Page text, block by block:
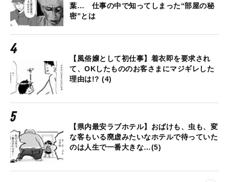
葉… 仕事の中で知ってしまった“部屋の秘
密”とは
【風俗嬢として初仕事】着衣即を要求され
て、OKしたもののお客さまにマジギレした
理由は!? (4)
【県内最安ラブホテル】おばけも、虫も、変
な客もいる廃虚みたいなホテルで待っていた
のは人生で一番大きな…(5)